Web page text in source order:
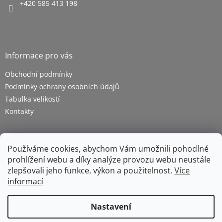
Používáme cookies, abychom Vám umožnili pohodlné
prohlížení webu a díky analýze provozu webu neustále
zlepšovali jeho funkce, výkon a použitelnost. Více
informací
Nastavení
+420 585 413 198
Informace pro vás
Obchodní podmínky
Podmínky ochrany osobních údajů
Tabulka velikostí
Kontakty